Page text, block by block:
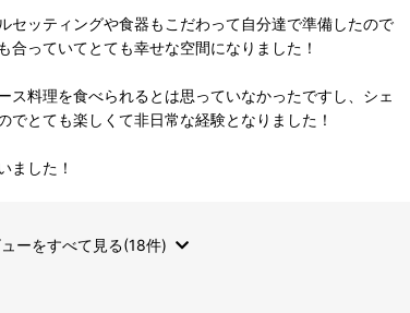
セッティングや食器もこだわって自分達で準備したので
っていてとても幸せな空間になりました！
ス料理を食べられるとは思っていなかったですし、シェ
でとても楽しくて非日常な経験となりました！
ました！
ーをすべて見る(18件)